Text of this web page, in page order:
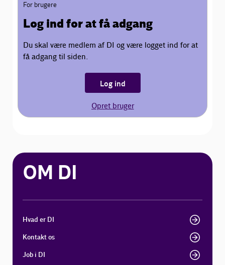
For brugere
Log ind for at få adgang
Du skal være medlem af DI og være logget ind for at
få adgang til siden.
Log ind
Opret bruger
OM DI
Hvad er DI
Kontakt os
Job i DI